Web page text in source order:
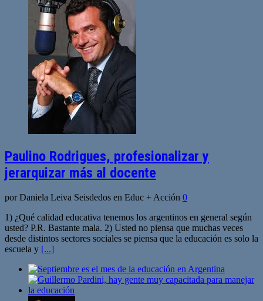
Paulino Rodrigues, profesionalizar y
jerarquizar más al docente
por Daniela Leiva Seisdedos en Educ + Acción 0
1) ¿Qué calidad educativa tenemos los argentinos en general según
usted? P.R. Bastante mala. 2) Usted no piensa que muchas veces
desde distintos sectores sociales se piensa que la educación es solo la
escuela y [...]